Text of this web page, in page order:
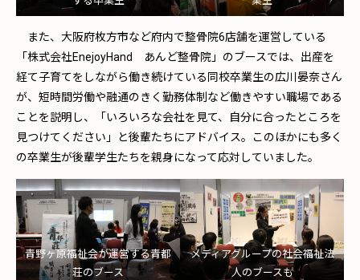
また、大阪府枚方市など府内で整骨院6店舗を運営している
「株式会社EnejoyHand あんど整骨院」のブースでは、出産を
経て子育てをしながら働き続けている同校卒業生の広川晏奈さん
が、短時間労働や融通のきく勤務体制など働きやすい職場である
ことを説明し、「いろいろな会社を見て、自分に合ったところを
見つけてください」と後輩たちにアドバイス。このほかにも多く
の卒業生が後輩学生たちを親身になって応対していました。
青野ヶ原福祉会が運営する青都
荘のブース
メディアグループの社会福祉法
人のブースも